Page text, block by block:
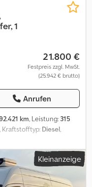
1
21.800 €
Festpreis zzgl. MwSt.
(25.942 € brutto)
Anrufen
km, Leistung: 315
, Kraftstofftyp: Diesel,
315/70 22,5,
, nächste Prüfung
Fahrerhaus,
Euro6
, Federung:
Kleinanzeige